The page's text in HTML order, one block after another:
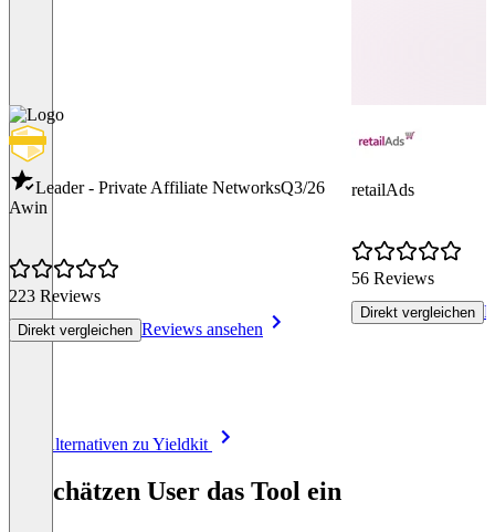
Leader - Private Affiliate NetworksQ3/26
Awin
223 Reviews
Direkt vergleichen Reviews ansehen
retailAds
56 Reviews
Direkt vergleichen
Alle Alternativen zu Yieldkit
So schätzen User das Tool ein